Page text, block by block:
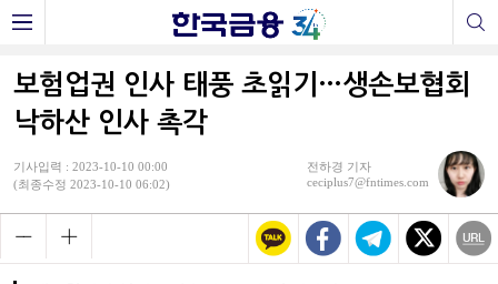
보험업권 인사 태풍 초읽기…생손보협회
낙하산 인사 촉각
기사입력 : 2023-10-10 00:00
(최종수정 2023-10-10 06:02)
전하경 기자
ceciplus7@fntimes.com